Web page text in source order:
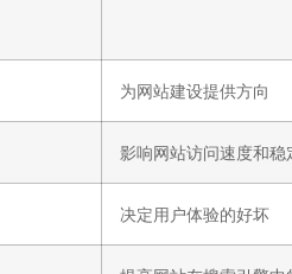
为网站建设提供方向
影响网站访问速度和稳
决定用户体验的好坏